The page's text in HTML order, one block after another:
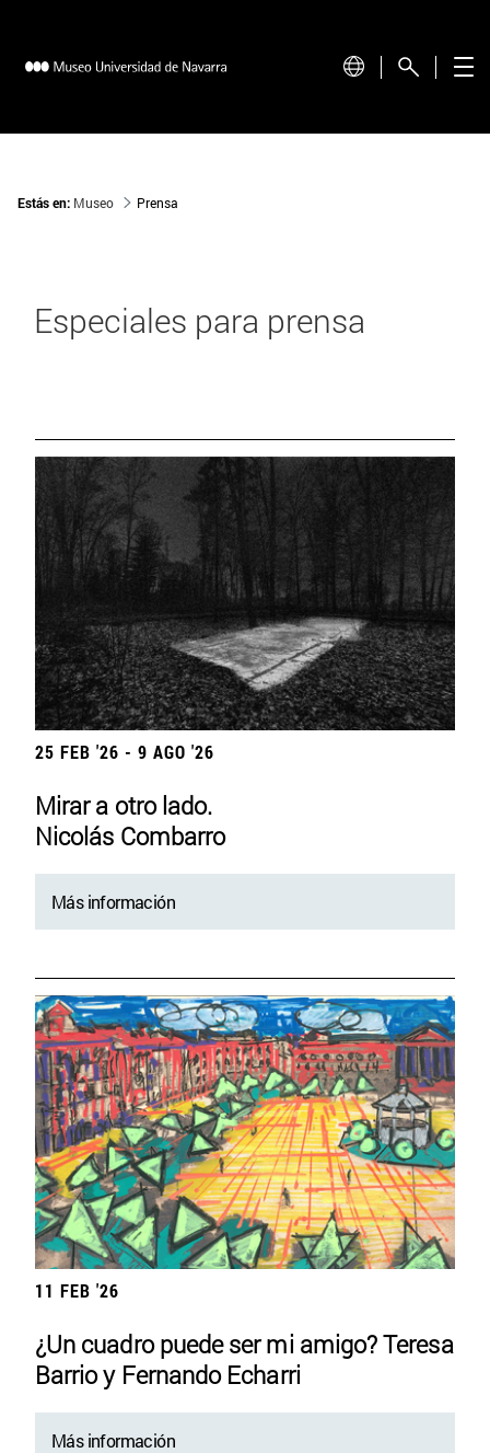
Estás en: Museo Prensa
Especiales para prensa
25 FEB '26 - 9 AGO '26
Mirar a otro lado.
Nicolás Combarro
Más información
11 FEB '26
¿Un cuadro puede ser mi amigo? Teresa
Barrio y Fernando Echarri
Más información